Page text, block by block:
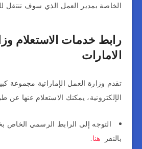
الخاصة بمدير العمل الذي سوف تنتقل
رابط خدمات الاستعلام
الامارات
تقدم وزارة العمل الإماراتية مجموعة
الإلكترونية، يمكنك الاستعلام عنها عن
التوجه إلى الرابط الرسمي الخاص
بالنقر هنا.